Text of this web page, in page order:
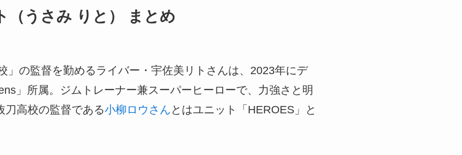
（うさみ りと） まとめ
」の監督を勤めるライバー・宇佐美リトさんは、2023年にデ
」所属。ジムトレーナー兼スーパーヒーローで、力強さと明
刀高校の監督である小柳ロウさん とはユニット「HEROES」と